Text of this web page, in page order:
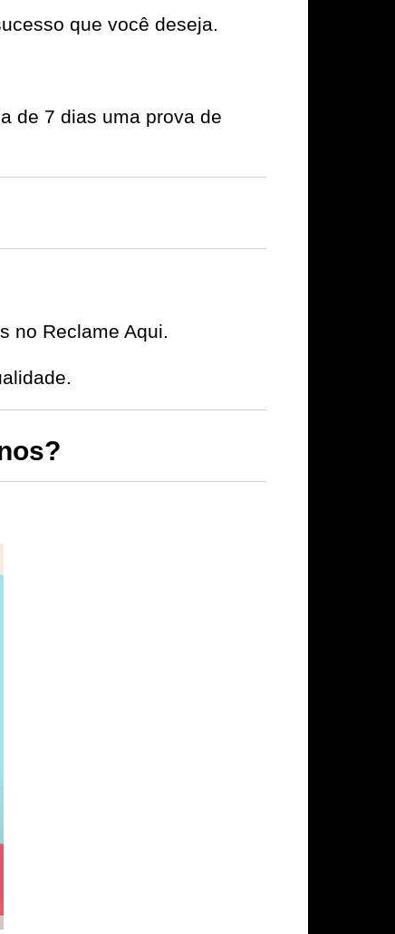
que você deseja.
de 7 dias uma prova de
no Reclame Aqui.